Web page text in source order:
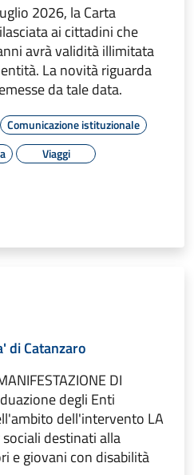
2026, la Carta
ai cittadini che
avrà validità illimitata
La novità riguarda
da tale data.
Comunicazione istituzionale
Viaggi
di Catanzaro
DI
degli Enti
dell'intervento LA
sociali destinati alla
e giovani con disabilità